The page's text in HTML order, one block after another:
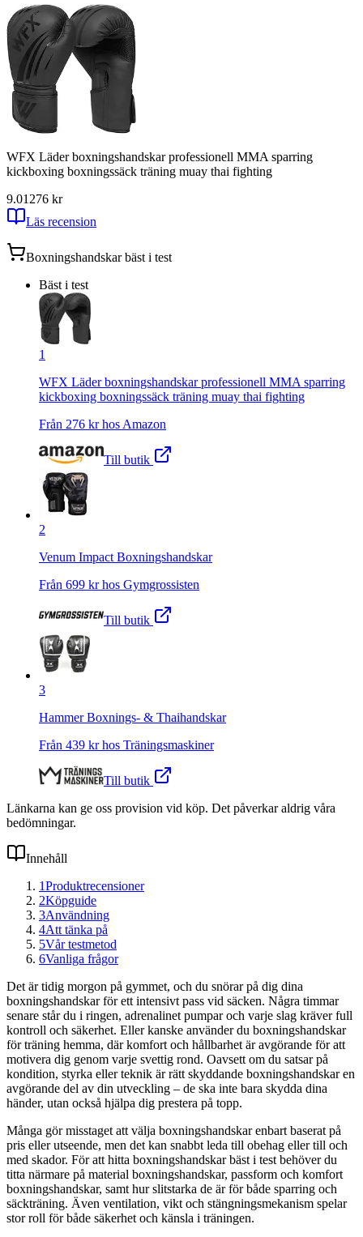
WFX Läder boxningshandskar professionell MMA sparring
kickboxing boxningssäck träning muay thai fighting
9.01 276 kr
Läs recension
Boxningshandskarbäst i test
Bäst i test
1
WFX Läder boxningshandskar professionell MMA sparring
kickboxing boxningssäck träning muay thai fighting
Från 276 kr hos Amazon
Till butik
2
Venum Impact Boxningshandskar
Från 699 kr hos Gymgrossisten
Till butik
3
Hammer Boxnings- & Thaihandskar
Från 439 kr hos Träningsmaskiner
Till butik
Länkarna kan ge oss provision vid köp. Det påverkar aldrig våra
bedömningar.
Innehåll
1Produktrecensioner
2Köpguide
3Användning
4Att tänka på
5Vår testmetod
6Vanliga frågor
Det är tidig morgon på gymmet, och du snörar på dig dina
boxningshandskar för ett intensivt pass vid säcken. Några timmar
senare står du i ringen, adrenalinet pumpar och varje slag kräver full
kontroll och säkerhet. Eller kanske använder du boxningshandskar
för träning hemma, där komfort och hållbarhet är avgörande för att
motivera dig genom varje svettig rond. Oavsett om du satsar på
kondition, styrka eller teknik är rätt skyddande boxningshandskar en
avgörande del av din utveckling – de ska inte bara skydda dina
händer, utan också hjälpa dig prestera på topp.
Många gör misstaget att välja boxningshandskar enbart baserat på
pris eller utseende, men det kan snabbt leda till obehag eller till och
med skador. För att hitta boxningshandskar bäst i test behöver du
titta närmare på material boxningshandskar, passform och komfort
boxningshandskar, samt hur slitstarka de är för både sparring och
säckträning. Även ventilation, vikt och stängningsmekanism spelar
stor roll för både säkerhet och känsla i träningen.